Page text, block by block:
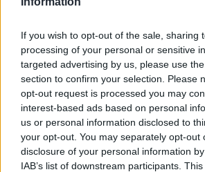
If you wish to opt-out of the sale, sharing
processing of your personal or sensitive
targeted advertising by us, please use
section to confirm your selection. Please
opt-out request is processed you may
interest-based ads based on personal
us or personal information disclosed to
your opt-out. You may separately opt-out
disclosure of your personal information
IAB’s list of downstream participants.
Anna W
naket med
Sony FE 100-
OSS – lätt
fågel, sport